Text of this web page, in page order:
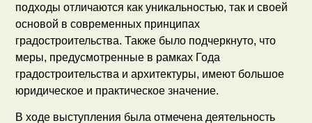
подходы отличаются как уникальностью, так и своей
основой в современных принципах
градостроительства. Также было подчеркнуто, что
меры, предусмотренные в рамках Года
градостроительства и архитектуры, имеют большое
юридическое и практическое значение.
В ходе выступления была отмечена деятельность